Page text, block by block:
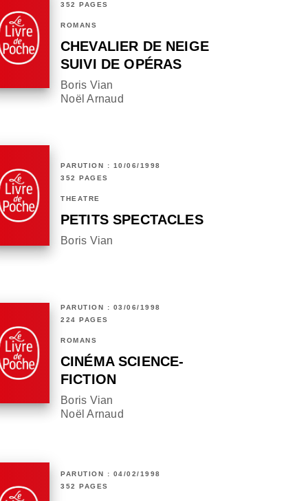
352 PAGES
ROMANS
CHEVALIER DE NEIGE
SUIVI DE OPÉRAS
Boris Vian
Noël Arnaud
PARUTION : 10/06/1998
352 PAGES
THÉÂTRE
PETITS SPECTACLES
Boris Vian
PARUTION : 03/06/1998
224 PAGES
ROMANS
CINÉMA SCIENCE-
FICTION
Boris Vian
Noël Arnaud
PARUTION : 04/02/1998
352 PAGES